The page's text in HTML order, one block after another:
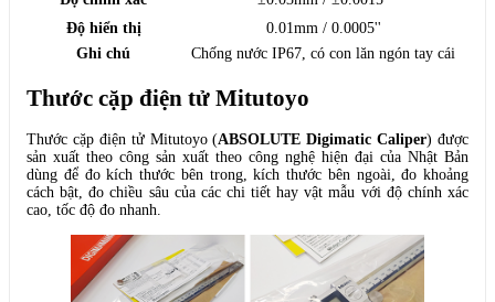
Độ hiển thị
0.01mm / 0.0005''
Ghi chú
Chống nước IP67, có con lăn ngón tay cái
Thước cặp điện tử Mitutoyo
Thước cặp điện tử Mitutoyo (ABSOLUTE Digimatic Caliper) được
sản xuất theo công sản xuất theo công nghệ hiện đại của Nhật Bản
dùng để đo kích thước bên trong, kích thước bên ngoài, đo khoảng
cách bật, đo chiều sâu của các chi tiết hay vật mẫu với độ chính xác
cao, tốc độ đo nhanh.